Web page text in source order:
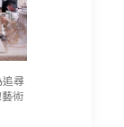
尋
術